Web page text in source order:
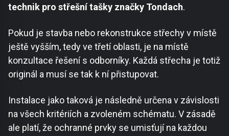
technik pro střešní tašky značky Tondach.
Pokud je stavba nebo rekonstrukce střechy v místě
ještě vyšším, tedy ve třetí oblasti, je na místě
konzultace řešení s odborníky. Každá střecha je totiž
originál a musí se tak k ní přistupovat.
Instalace jako taková je následně určena v závislosti
na všech kritériích a zvoleném schématu. V zásadě
ale platí, že ochranné prvky se umisťují na každou